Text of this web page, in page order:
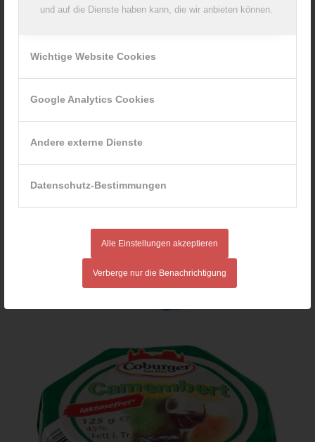
und auf die Dienste haben kann, die wir anbieten können.
Wichtige Website Cookies
Google Analytics Cookies
Andere externe Dienste
Datenschutz-Bestimmungen
Alle Einstellungen akzeptieren
Verberge nur die Benachrichtigung